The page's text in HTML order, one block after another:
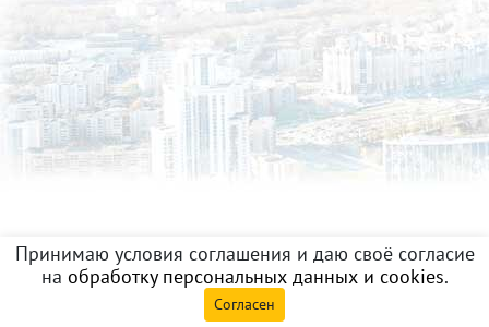
Принимаю условия соглашения и даю своё согласие
на обработку персональных данных и cookies.
Согласен